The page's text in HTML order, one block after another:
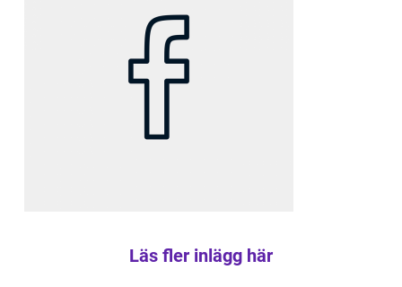
Läs fler inlägg här